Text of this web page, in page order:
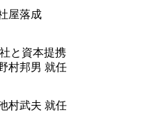
屋落成
と資本提携
村邦男 就任
村武夫 就任